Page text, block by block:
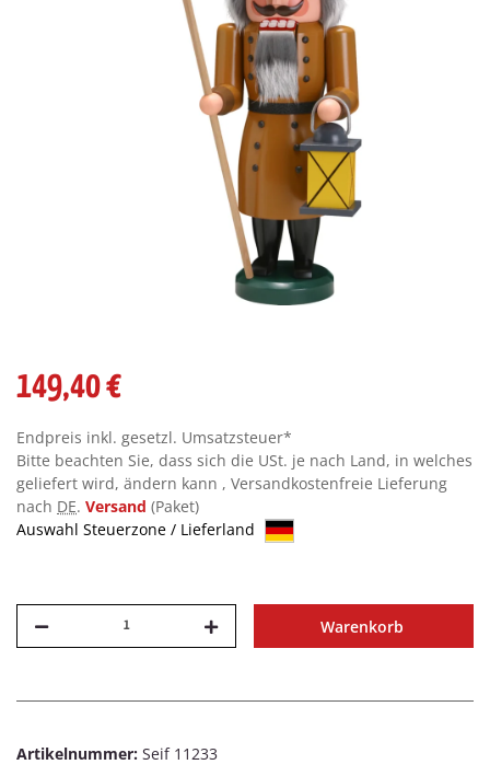
149,40 €
Endpreis inkl. gesetzl. Umsatzsteuer*
Bitte beachten Sie, dass sich die USt. je nach Land, in welches
geliefert wird, ändern kann , Versandkostenfreie Lieferung
nach DE. Versand (Paket)
Auswahl Steuerzone / Lieferland
Warenkorb
Artikelnummer: Seif 11233